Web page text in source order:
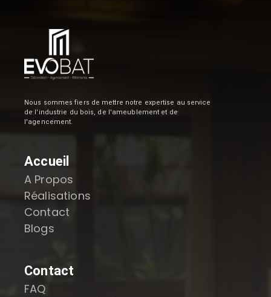
Nous sommes fiers de mettre notre expertise au service
de l'industrie du bois, de l'ameublement et de
l'agencement.
Accueil
A Propos
Réalisations
Contact
Blogs
Contact
FAQ